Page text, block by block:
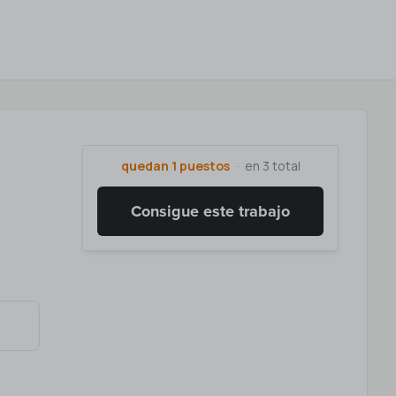
quedan 1 puestos en 3 total
Consigue este trabajo